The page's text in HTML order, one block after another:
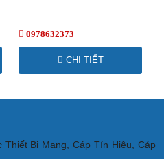
RoHS, SIRIM, TUV, BV
0978632373
CHI TIẾT